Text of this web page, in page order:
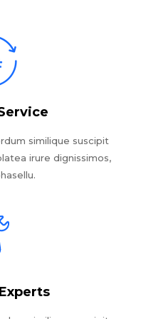
similique suscipit
irure dignissimos,